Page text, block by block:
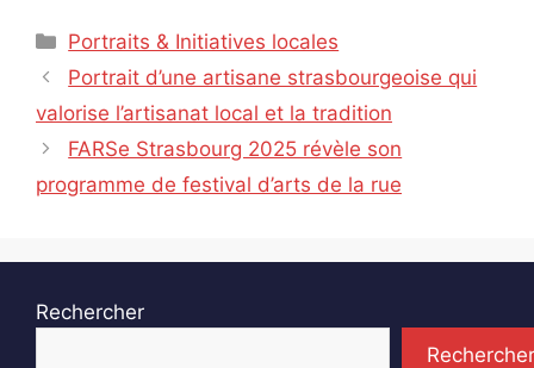
Catégories
Portraits & Initiatives locales
Portrait d’une artisane strasbourgeoise qui
valorise l’artisanat local et la tradition
FARSe Strasbourg 2025 révèle son
programme de festival d’arts de la rue
Rechercher
Rechercher